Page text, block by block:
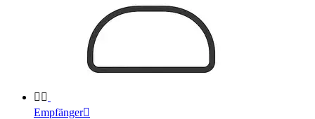
 
Empfänger